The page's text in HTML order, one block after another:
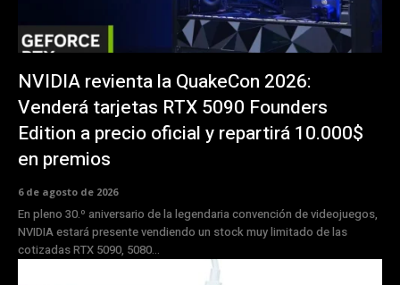
NVIDIA revienta la QuakeCon 2026:
Venderá tarjetas RTX 5090 Founders
Edition a precio oficial y repartirá 10.000$
en premios
6 de agosto de 2026
En pleno 30.º aniversario de la legendaria convención de videojuegos,
NVIDIA estará presente vendiendo un stock muy limitado de las
cotizadas RTX 5090, 5080...